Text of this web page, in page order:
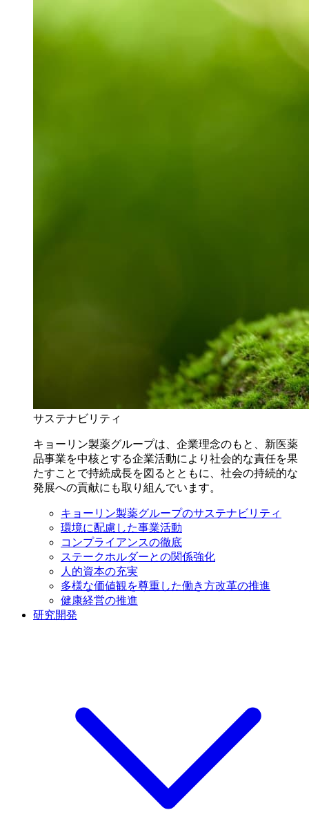
サステナビリティ
キョーリン製薬グループは、企業理念のもと、新医薬
品事業を中核とする企業活動により社会的な責任を果
たすことで持続成長を図るとともに、社会の持続的な
発展への貢献にも取り組んでいます。
キョーリン製薬グループのサステナビリティ
環境に配慮した事業活動
コンプライアンスの徹底
ステークホルダーとの関係強化
人的資本の充実
多様な価値観を尊重した働き方改革の推進
健康経営の推進
研究開発